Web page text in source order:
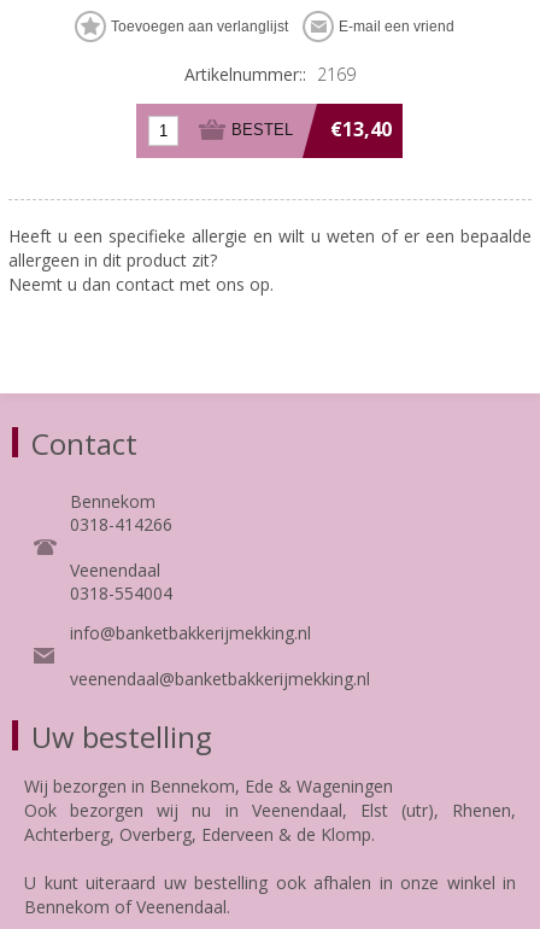
Artikelnummer:: 2169
€13,40
Heeft u een specifieke allergie en wilt u weten of er een bepaalde
allergeen in dit product zit?
Neemt u dan contact met ons op.
Contact
Bennekom
0318-414266
Veenendaal
0318-554004
info@banketbakkerijmekking.nl
veenendaal@banketbakkerijmekking.nl
Uw bestelling
Wij bezorgen in Bennekom, Ede & Wageningen
Ook bezorgen wij nu in Veenendaal, Elst (utr), Rhenen,
Achterberg, Overberg, Ederveen & de Klomp.
U kunt uiteraard uw bestelling ook afhalen in onze winkel in
Bennekom of Veenendaal.